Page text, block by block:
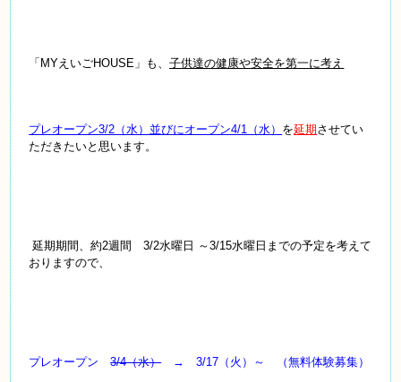
「MYえいごHOUSE」も、子供達の健康や安全を第一に考え
プレオープン3/2（水）並びにオープン4/1（水） を延期させてい
ただきたいと思います。
延期期間、約2週間 3/2水曜日 ～3/15水曜日までの予定を考えて
おりますので、
プレオープン3/4（水）→ 3/17（火）～ （無料体験募集）